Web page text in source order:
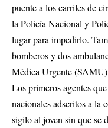
puente a los carriles de
la Policía Nacional y
lugar para impedirlo.
bomberos y dos
Médica Urgente
Los primeros agentes
nacionales adscritos a la
sigilo al joven sin que se